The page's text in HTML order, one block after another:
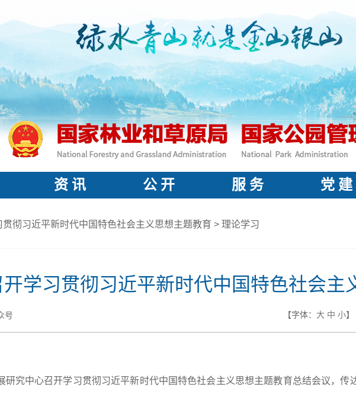
资 讯 公 开 服 务 党 建
贯彻习近平新时代中国特色社会主义思想主题教育 > 理论学习
学习贯彻习近平新时代中国特色社会主
号 【字体： 大 中 小】
研究中心召开学习贯彻习近平新时代中国特色社会主义思想主题教育总结会议，传